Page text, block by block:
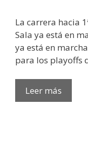
La carrera hacia
Sala ya está en
ya está en
para los playoffs
Leer más